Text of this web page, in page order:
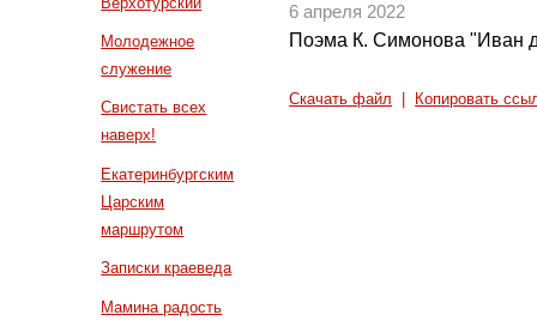
Молодежное
служение
Свистать всех
наверх!
Екатеринбургским
Царским
маршрутом
Записки краеведа
Мамина радость
6 апреля 2022
Поэма К. Симонова "Иван
Скачать файл Копировать